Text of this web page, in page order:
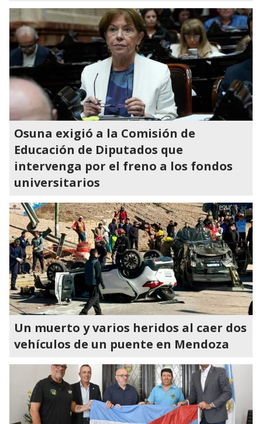
Osuna exigió a la Comisión de
Educación de Diputados que
intervenga por el freno a los fondos
universitarios
Un muerto y varios heridos al caer dos
vehículos de un puente en Mendoza